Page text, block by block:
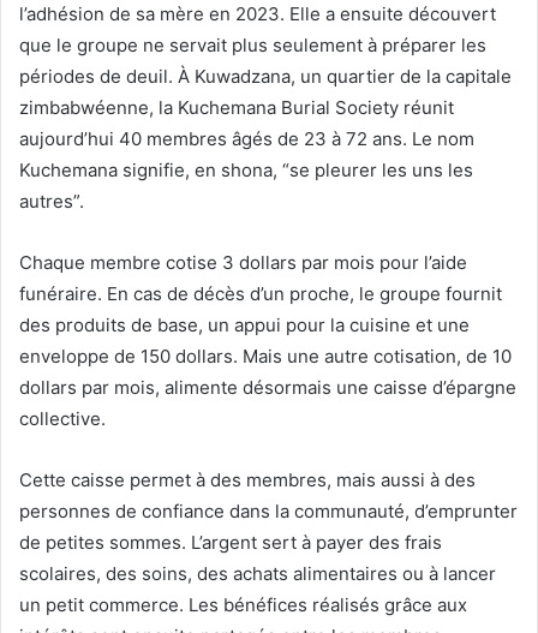
l’adhésion de sa mère en 2023. Elle a ensuite découvert
que le groupe ne servait plus seulement à préparer les
périodes de deuil. À Kuwadzana, un quartier de la capitale
zimbabwéenne, la Kuchemana Burial Society réunit
aujourd’hui 40 membres âgés de 23 à 72 ans. Le nom
Kuchemana signifie, en shona, “se pleurer les uns les
autres”.
Chaque membre cotise 3 dollars par mois pour l’aide
funéraire. En cas de décès d’un proche, le groupe fournit
des produits de base, un appui pour la cuisine et une
enveloppe de 150 dollars. Mais une autre cotisation, de 10
dollars par mois, alimente désormais une caisse d’épargne
collective.
Cette caisse permet à des membres, mais aussi à des
personnes de confiance dans la communauté, d’emprunter
de petites sommes. L’argent sert à payer des frais
scolaires, des soins, des achats alimentaires ou à lancer
un petit commerce. Les bénéfices réalisés grâce aux